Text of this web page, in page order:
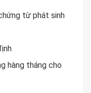
từ phát sinh
hàng tháng cho